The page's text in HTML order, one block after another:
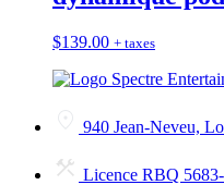
$139.00 + taxes
940 Jean-Neveu,
Licence RBQ